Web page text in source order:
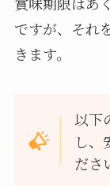
ですが、それ
きます。
以下
し、
ださ